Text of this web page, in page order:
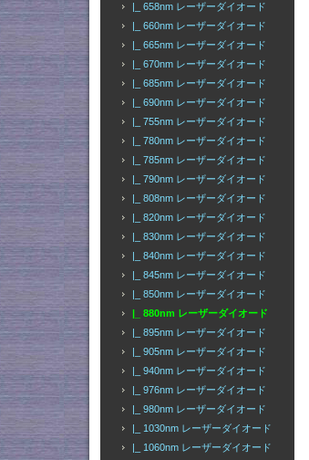
|_ 658nm レーザーダイオード
|_ 660nm レーザーダイオード
|_ 665nm レーザーダイオード
|_ 670nm レーザーダイオード
|_ 685nm レーザーダイオード
|_ 690nm レーザーダイオード
|_ 755nm レーザーダイオード
|_ 780nm レーザーダイオード
|_ 785nm レーザーダイオード
|_ 790nm レーザーダイオード
|_ 808nm レーザーダイオード
|_ 820nm レーザーダイオード
|_ 830nm レーザーダイオード
|_ 840nm レーザーダイオード
|_ 845nm レーザーダイオード
|_ 850nm レーザーダイオード
|_ 880nm レーザーダイオード
|_ 895nm レーザーダイオード
|_ 905nm レーザーダイオード
|_ 940nm レーザーダイオード
|_ 976nm レーザーダイオード
|_ 980nm レーザーダイオード
|_ 1030nm レーザーダイオード
|_ 1060nm レーザーダイオード